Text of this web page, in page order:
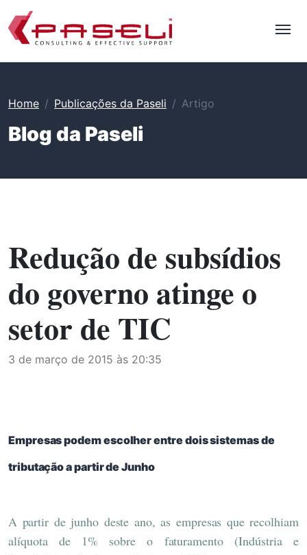
Home Publicações da Paseli Artigo
Blog da Paseli
Redução de subsídios
do governo atinge o
setor de TIC
3 de março de 2015 às 20:35
Empresas podem escolher entre dois sistemas de
tributação a partir de Junho
A partir de junho deste ano, as empresas que recolhiam
alíquota de 1% sobre o faturamento (Indústria e